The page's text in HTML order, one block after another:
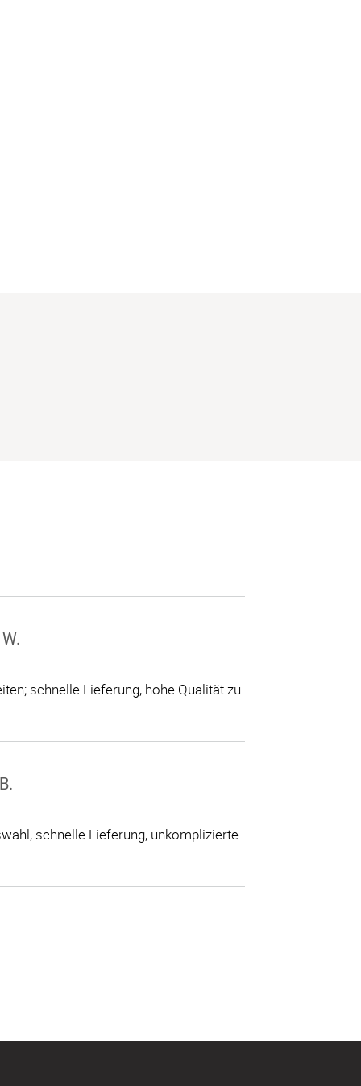
schnelle Lieferung, hohe Qualität zu
schnelle Lieferung, unkomplizierte